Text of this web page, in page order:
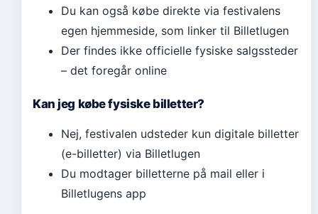
Du kan også købe direkte via festivalens
egen hjemmeside, som linker til Billetlugen
Der findes ikke officielle fysiske salgssteder
– det foregår online
Kan jeg købe fysiske billetter?
Nej, festivalen udsteder kun digitale billetter
(e-billetter) via Billetlugen
Du modtager billetterne på mail eller i
Billetlugens app